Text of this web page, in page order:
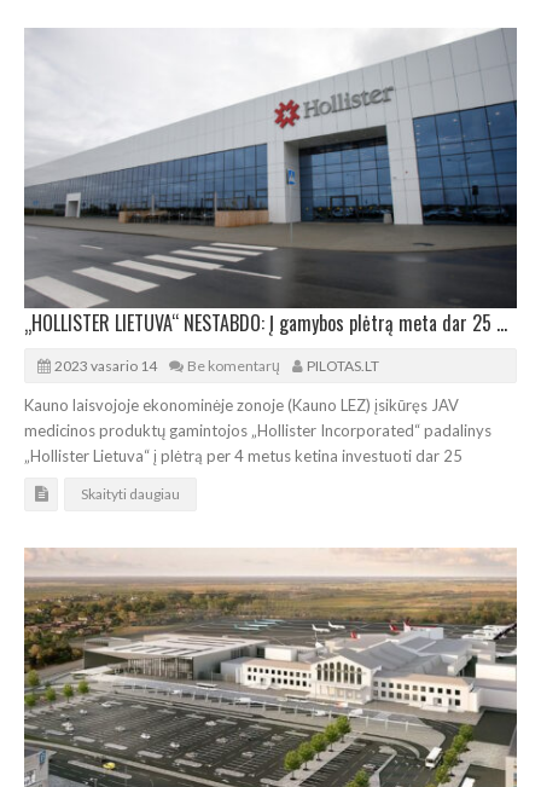
„HOLLISTER LIETUVA“ NESTABDO: Į gamybos plėtrą meta dar 25 mln. JAV dolerių
2023 vasario 14 Be komentarų PILOTAS.LT
Kauno laisvojoje ekonominėje zonoje (Kauno LEZ) įsikūręs JAV
medicinos produktų gamintojos „Hollister Incorporated“ padalinys
„Hollister Lietuva“ į plėtrą per 4 metus ketina investuoti dar 25
Skaityti daugiau